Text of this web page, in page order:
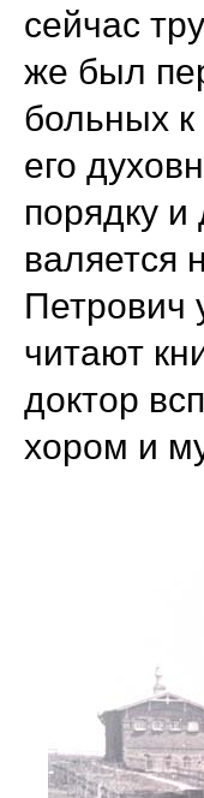
сейчас
же был
больных к
его
порядку
валяется
Петрович
читают
доктор
хором и